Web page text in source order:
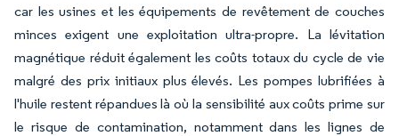
car les usines et les équipements de revêtement de couches
minces exigent une exploitation ultra-propre. La lévitation
magnétique réduit également les coûts totaux du cycle de vie
malgré des prix initiaux plus élevés. Les pompes lubrifiées à
l'huile restent répandues là où la sensibilité aux coûts prime sur
le risque de contamination, notamment dans les lignes de